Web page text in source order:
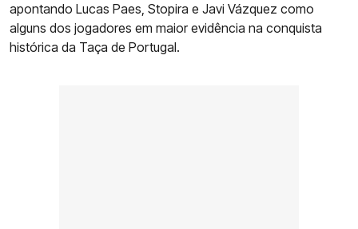
apontando Lucas Paes, Stopira e Javi Vázquez como
alguns dos jogadores em maior evidência na conquista
histórica da Taça de Portugal.